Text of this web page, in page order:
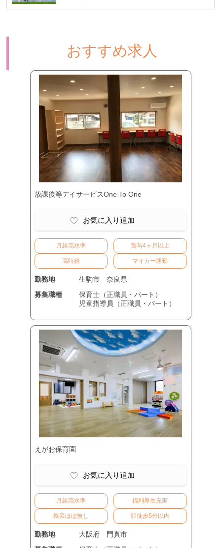
おすすめ求人
放課後等デイサービスOne To One
お気に入り追加
月給高水準 賞与4ヶ月以上
高時給 マイカー通勤
勤務地 生駒市
奈良県
募集職種
保育士（正職員・パート）
児童指導員（正職員・パート）
えがお保育園
お気に入り追加
月給高水準 福利厚生充実
残業ほぼ無し 駅徒歩5分以内
勤務地 大阪府
門真市